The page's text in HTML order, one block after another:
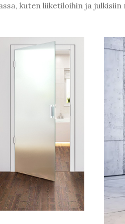
kuten liiketiloihin ja julkisiin